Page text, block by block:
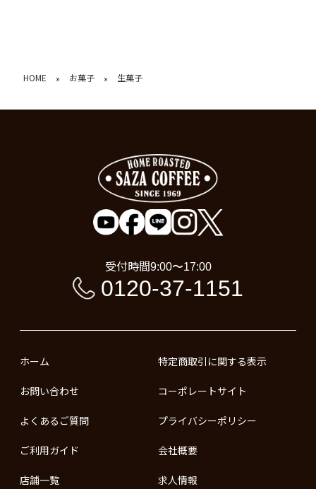
HOME » お菓子 » 生菓子
受付時間9:00〜17:00
0120-37-1151
ホーム
お問い合わせ
よくあるご質問
ご利用ガイド
店舗一覧
特定商取引に関する表示
コーポレートサイト
プライバシーポリシー
会社概要
求人情報